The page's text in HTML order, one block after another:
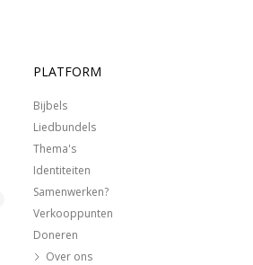
PLATFORM
Bijbels
Liedbundels
Thema's
Identiteiten
Samenwerken?
Verkooppunten
Doneren
Over ons